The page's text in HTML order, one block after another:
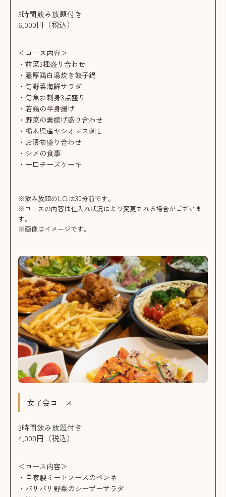
3時間飲み放題付き
6,000円（税込）
＜コース内容＞
・前菜3種盛り合わせ
・濃厚鶏白湯炊き餃子鍋
・旬野菜海鮮サラダ
・旬魚お刺身3点盛り
・若鶏の半身揚げ
・野菜の素揚げ盛り合わせ
・栃木県産ヤシオマス刺し
・お漬物盛り合わせ
・シメの食事
・一口チーズケーキ
※飲み放題のL.O.は30分前です。
※コースの内容は仕入れ状況により変更される場合がございま
す。
※画像はイメージです。
女子会コース
3時間飲み放題付き
4,000円（税込）
＜コース内容＞
・自家製ミートソースのペンネ
・パリパリ野菜のシーザーサラダ